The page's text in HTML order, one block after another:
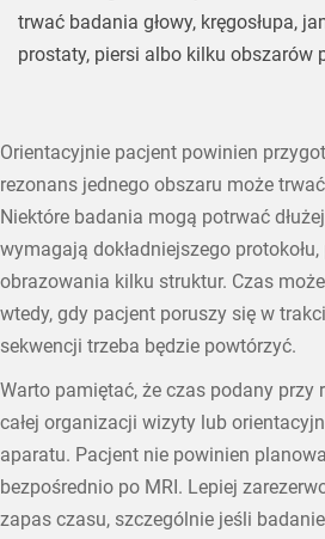
trwać badania głowy, kręgosłupa,
prostaty, piersi albo kilku obszarów
Orientacyjnie pacjent powinien
rezonans jednego obszaru może
Niektóre badania mogą potrwać
wymagają dokładniejszego
obrazowania kilku struktur. Czas
wtedy, gdy pacjent poruszy się w
sekwencji trzeba będzie powtórzyć.
Warto pamiętać, że czas podany przy
całej organizacji wizyty lub
aparatu. Pacjent nie powinien
bezpośrednio po MRI. Lepiej
zapas czasu, szczególnie jeśli